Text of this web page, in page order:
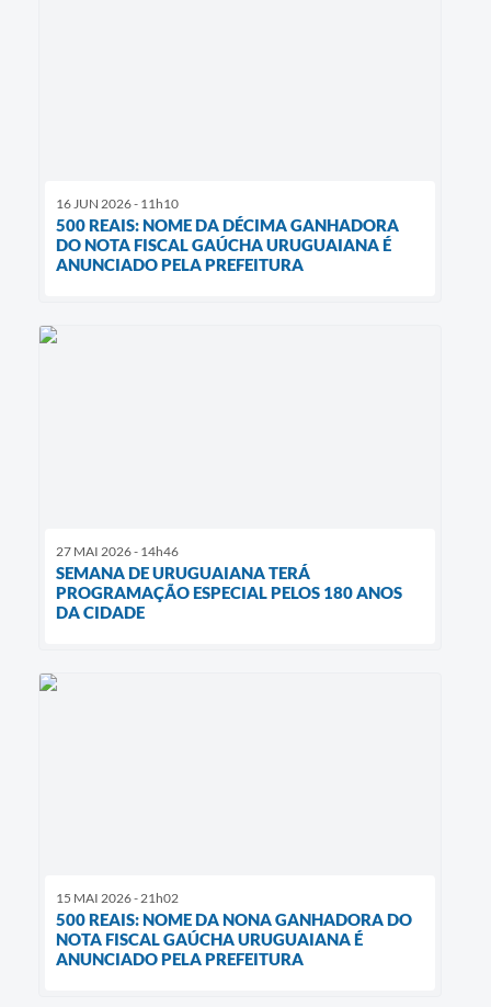
16 JUN 2026 - 11h10
500 REAIS: NOME DA DÉCIMA GANHADORA
DO NOTA FISCAL GAÚCHA URUGUAIANA É
ANUNCIADO PELA PREFEITURA
27 MAI 2026 - 14h46
SEMANA DE URUGUAIANA TERÁ
PROGRAMAÇÃO ESPECIAL PELOS 180 ANOS
DA CIDADE
15 MAI 2026 - 21h02
500 REAIS: NOME DA NONA GANHADORA DO
NOTA FISCAL GAÚCHA URUGUAIANA É
ANUNCIADO PELA PREFEITURA